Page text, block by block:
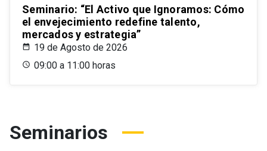
Seminario: “El Activo que Ignoramos: Cómo
el envejecimiento redefine talento,
mercados y estrategia”
19 de Agosto de 2026
09:00 a 11:00 horas
Seminarios